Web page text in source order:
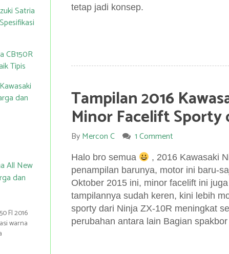
tetap jadi konsep.
Tampilan 2016
Minor Facelift Sporty
ByMercon C 1 Comment
Halo bro semua
, 2016 Kawasaki
penampilan barunya, motor ini baru-
Oktober 2015 ini, minor facelift ini
tampilannya sudah keren, kini lebih
sporty dari Ninja ZX-10R meningkat
perubahan antara lain Bagian
Satria
CB150R
Tipis
dan
All New
dan
FI 2016
warna